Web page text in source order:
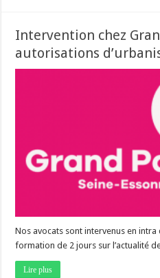
Intervention chez
autorisations
Nos avocats sont intervenus en
formation de 2 jours sur l’actualité
Lire plus